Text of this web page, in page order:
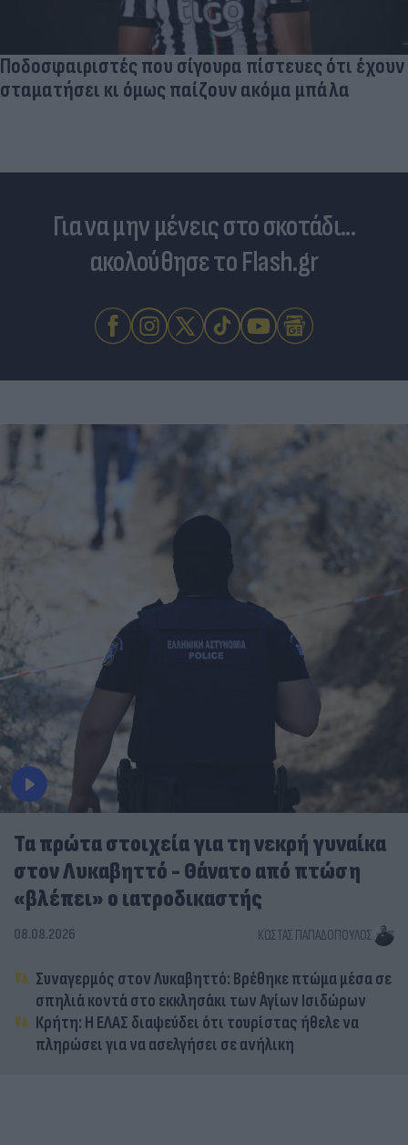
Νέο κύμα καύσωνα σαρώνει την Ευρώπη:
Θερμοκρασίες - ρεκόρ & έκτακτα μέτρα σε πολλές
Για να μην μένεις στο σκοτάδι...
ακολούθησε το Flash.gr
Τα πρώτα στοιχεία για τη νεκρή γυναίκα
στον Λυκαβηττό - Θάνατο από πτώση
«βλέπει» ο ιατροδικαστής
08.08.2026 ΚΏΣΤΑΣ ΠΑΠΑΔΌΠΟΥΛΟΣ
Συναγερμός στον Λυκαβηττό: Βρέθηκε πτώμα μέσα σε
σπηλιά κοντά στο εκκλησάκι των Αγίων Ισιδώρων
Κρήτη: Η ΕΛΑΣ διαψεύδει ότι τουρίστας ήθελε να
πληρώσει για να ασελγήσει σε ανήλικη